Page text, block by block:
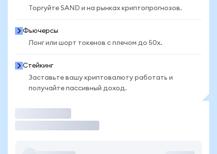
Торгуйте SAND и на рынках криптопрогнозов.
Фьючерсы
Лонг или шорт токенов с плечом до 50x.
Стейкинг
Заставьте вашу криптовалюту работать и
получайте пассивный доход.